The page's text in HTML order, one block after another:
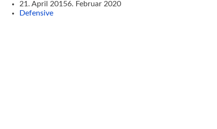
21. April 20156. Februar 2020
Defensive